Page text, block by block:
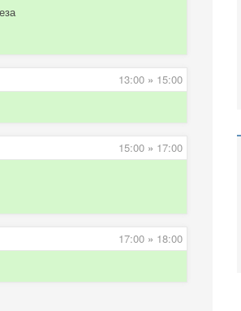
13:00 » 15:00
15:00 » 17:00
17:00 » 18:00